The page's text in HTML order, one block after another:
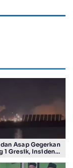
Asap Gegerkan
1 Gresik, Insiden